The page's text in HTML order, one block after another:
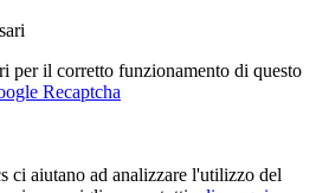
per il corretto funzionamento di questo
Recaptcha
ci aiutano ad analizzare l'utilizzo del